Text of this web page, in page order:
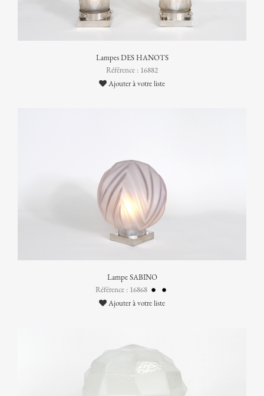
Lampes DES HANOTS
Référence : 16882
Ajouter à votre liste
Lampe SABINO
Référence : 16868
Ajouter à votre liste